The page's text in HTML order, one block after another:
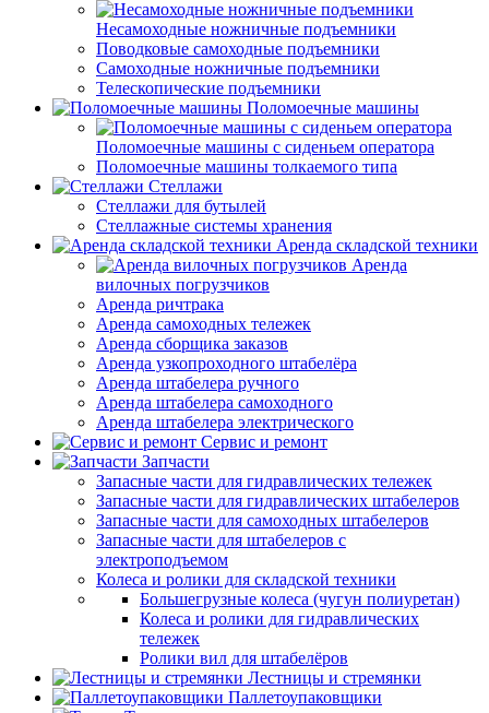
Несамоходные ножничные подъемники
Поводковые самоходные подъемники
Самоходные ножничные подъемники
Телескопические подъемники
Поломоечные машины
Поломоечные машины с сиденьем оператора
Поломоечные машины толкаемого типа
Стеллажи
Стеллажи для бутылей
Стеллажные системы хранения
Аренда складской техники
Аренда
вилочных погрузчиков
Аренда ричтрака
Аренда самоходных тележек
Аренда сборщика заказов
Аренда узкопроходного штабелёра
Аренда штабелера ручного
Аренда штабелера самоходного
Аренда штабелера электрического
Сервис и ремонт
Запчасти
Запасные части для гидравлических тележек
Запасные части для гидравлических штабелеров
Запасные части для самоходных штабелеров
Запасные части для штабелеров с
электроподъемом
Колеса и ролики для складской техники
Большегрузные колеса (чугун полиуретан)
Колеса и ролики для гидравлических
тележек
Ролики вил для штабелёров
Лестницы и стремянки
Паллетоупаковщики